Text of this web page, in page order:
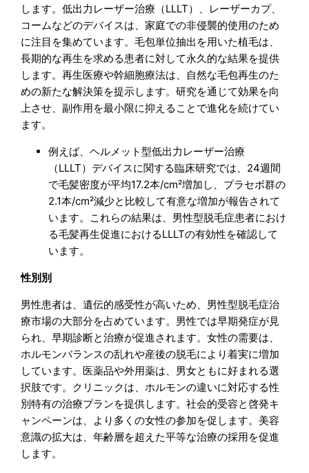
します。低出力レーザー治療（LLLT）、レーザーカプ、
コームなどのデバイスは、家庭での非侵襲的使用のため
に注目を集めています。毛包単位抽出を用いた植毛は、
長期的な再生を求める患者に対して永久的な結果を提供
します。再生医療や幹細胞療法は、自然な毛包再生のた
めの新たな解決策を提示します。研究を通じて効果を向
上させ、副作用を最小限に抑えることで進化を続けてい
ます。
例えば、ヘルメット型低出力レーザー治療
（LLLT）デバイスに関する臨床研究では、24週間
で毛髪密度が平均17.2本/cm²増加し、プラセボ群の
2.1本/cm²減少と比較して有意な増加が報告されて
います。これらの結果は、男性型脱毛症患者におけ
る毛髪再生促進におけるLLLTの有効性を確認して
います。
性別別
男性患者は、遺伝的感受性が高いため、男性型脱毛症治
療市場の大部分を占めています。男性では早期発症が見
られ、早期診断と治療が促進されます。女性の需要は、
ホルモンバランスの乱れや産後の脱毛により着実に増加
しています。医薬品や外用薬は、男女ともに好まれる選
択肢です。クリニックは、ホルモンの違いに対応する性
別特有の治療プランを提供します。社会的受容と啓発キ
ャンペーンは、より多くの女性の参加を促します。美容
意識の拡大は、年齢層を超えた平等な治療の採用を促進
します。